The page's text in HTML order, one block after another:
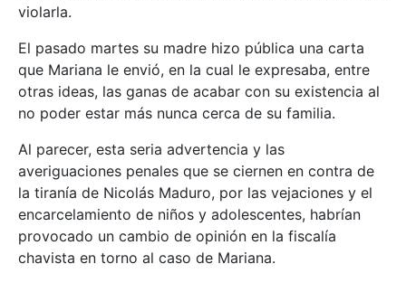
violarla.
El pasado martes su madre hizo pública una carta
que Mariana le envió, en la cual le expresaba, entre
otras ideas, las ganas de acabar con su existencia al
no poder estar más nunca cerca de su familia.
Al parecer, esta seria advertencia y las
averiguaciones penales que se ciernen en contra de
la tiranía de Nicolás Maduro, por las vejaciones y el
encarcelamiento de niños y adolescentes, habrían
provocado un cambio de opinión en la fiscalía
chavista en torno al caso de Mariana.